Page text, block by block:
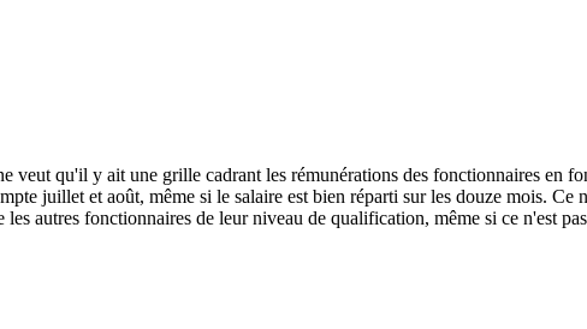
veut qu'il y ait une grille cadrant les rémunérations des fonctionnaires en
juillet et août, même si le salaire est bien réparti sur les douze mois. Ce
autres fonctionnaires de leur niveau de qualification, même si ce n'est